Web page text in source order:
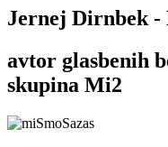
Jernej Dirnbek -
avtor glasbenih
skupina Mi2